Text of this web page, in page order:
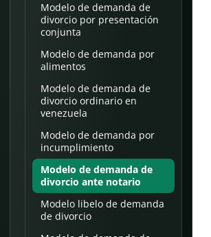
Modelo de demanda de
divorcio por presentación
conjunta
Modelo de demanda por
alimentos
Modelo de demanda de
divorcio ordinario en
venezuela
Modelo de demanda por
incumplimiento
Modelo de demanda de
divorcio ante notario
Modelo libelo de demanda
de divorcio